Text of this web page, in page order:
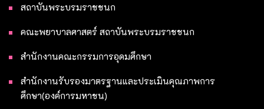
สถาบันพระบรมราชชนก
คณะพยาบาลศาสตร์ สถาบันพระบรมราชชนก
สำนักงานคณะกรรมการอุดมศึกษา
สำนักงานรับรองมาตรฐานและประเมินคุณภาพการ
ศึกษา(องค์การมหาชน)